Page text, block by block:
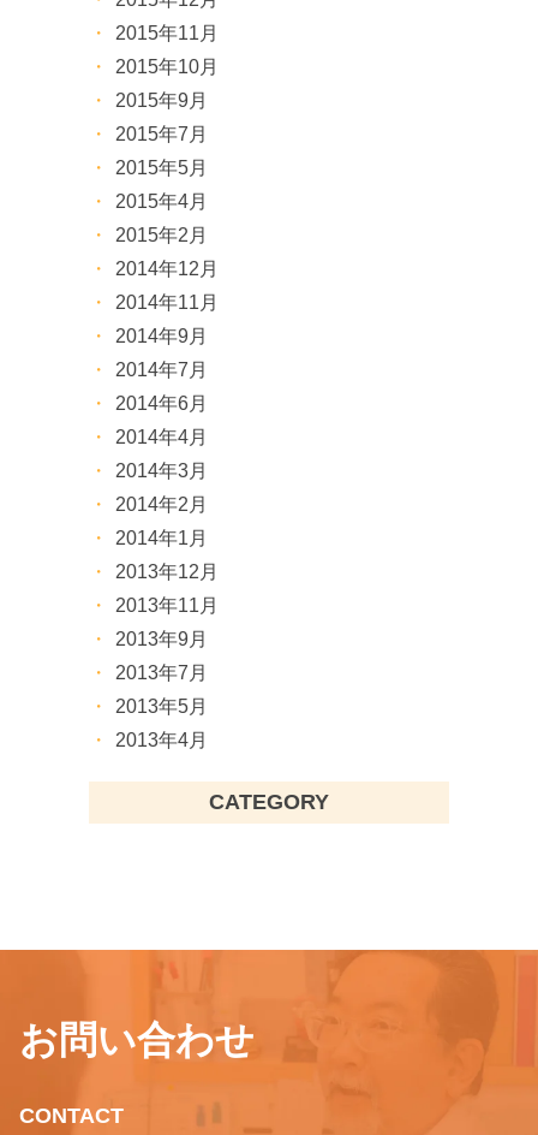
2015年11月
2015年10月
2015年9月
2015年7月
2015年5月
2015年4月
2015年2月
2014年12月
2014年11月
2014年9月
2014年7月
2014年6月
2014年4月
2014年3月
2014年2月
2014年1月
2013年12月
2013年11月
2013年9月
2013年7月
2013年5月
2013年4月
CATEGORY
お問い合わせ
CONTACT